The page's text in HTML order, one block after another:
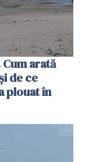
arată
de ce
plouat în